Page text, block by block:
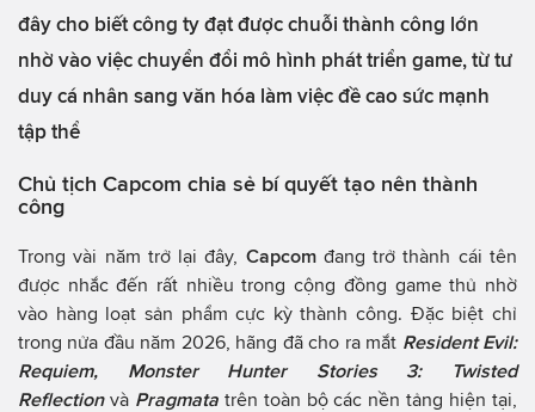
đây cho biết công ty đạt được chuỗi thành công lớn
nhờ vào việc chuyển đổi mô hình phát triển game, từ tư
duy cá nhân sang văn hóa làm việc đề cao sức mạnh
tập thể
Chủ tịch Capcom chia sẻ bí quyết tạo nên thành
công
Trong vài năm trở lại đây, Capcomđang trở thành cái tên
được nhắc đến rất nhiều trong cộng đồng game thủ nhờ
vào hàng loạt sản phẩm cực kỳ thành công. Đặc biệt chỉ
trong nửa đầu năm 2026, hãng đã cho ra mắt Resident Evil:
Requiem, Monster Hunter Stories 3: Twisted
Reflection và Pragmata trên toàn bộ các nền tảng hiện tại,